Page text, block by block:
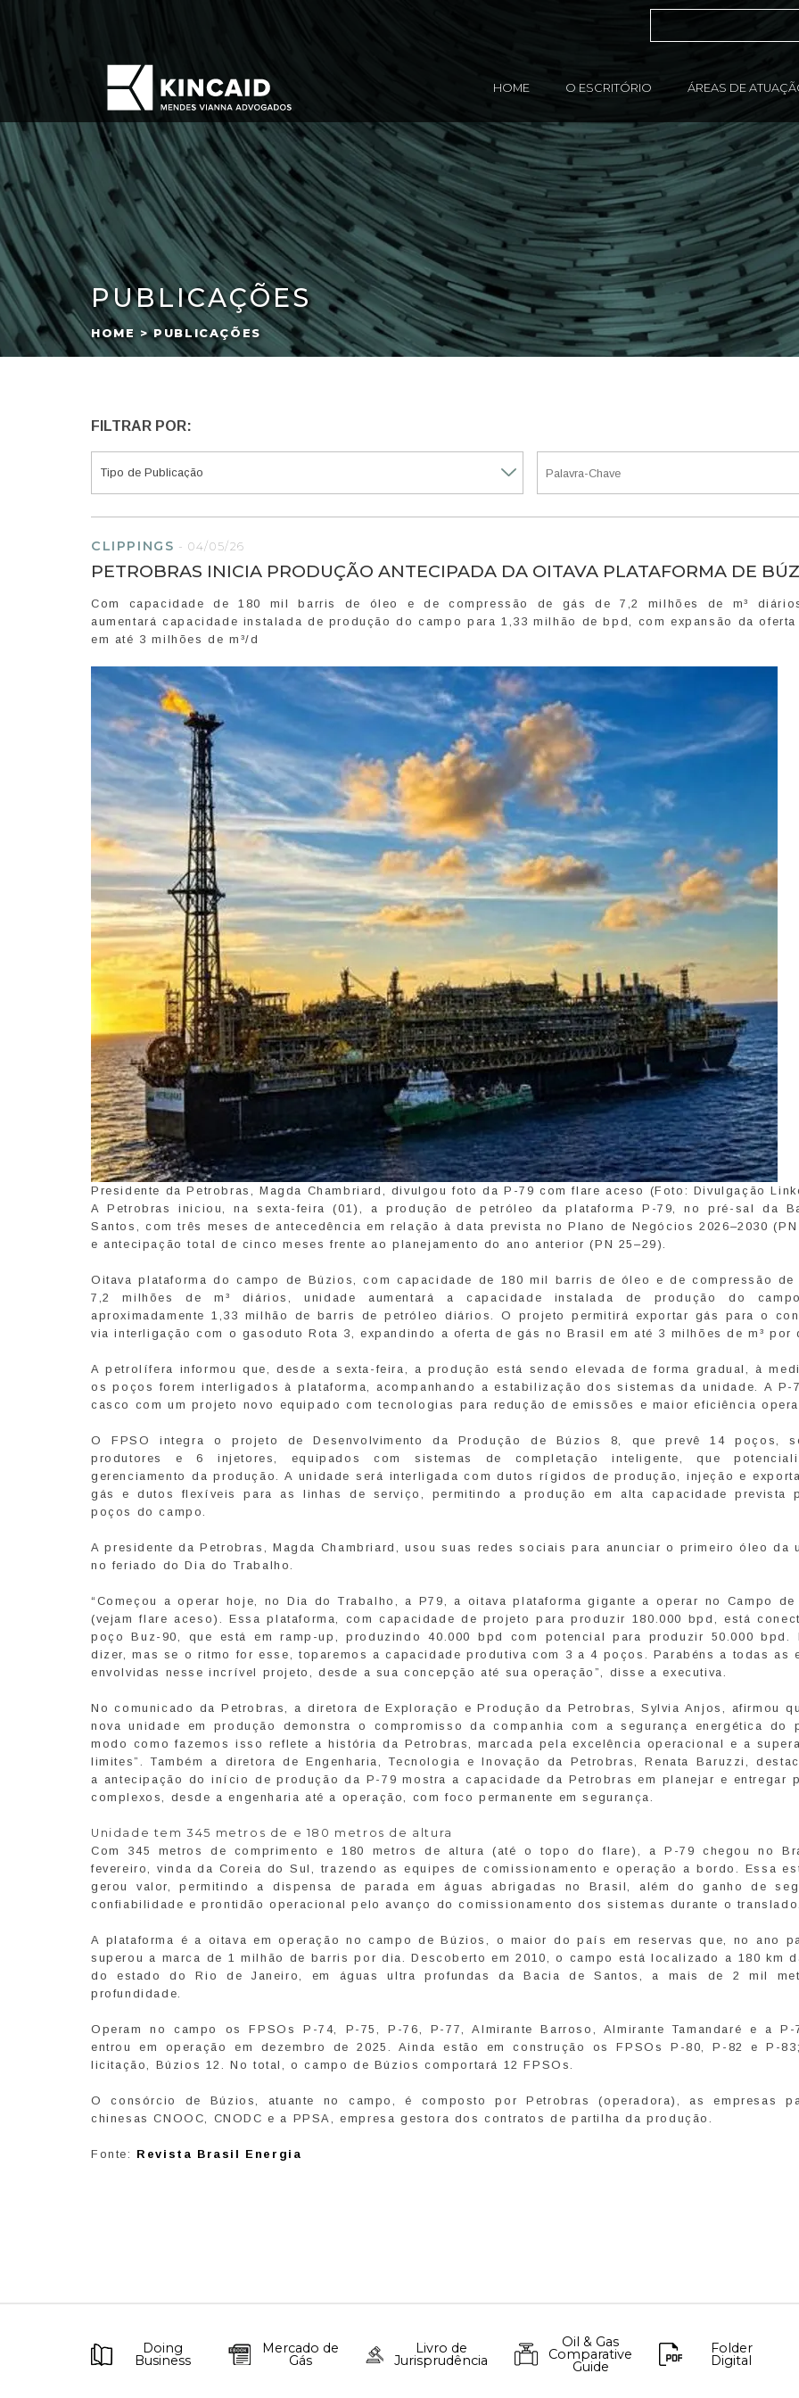
HOME O ESCRITÓRIO ÁREAS DE
PUBLICAÇÕES
HOME > PUBLICAÇÕES
FILTRAR POR:
CLIPPINGS -04/05/26
PETROBRAS INICIA PRODUÇÃO ANTECIPADA DA OITAVA PLATAFORMA DE
Com capacidade de 180 mil barris de óleo e de compressão de gás de 7,2 milhões de m³
aumentará capacidade instalada de produção do campo para 1,33 milhão de bpd, com expansão da oferta
em até 3 milhões de m³/d
Presidente da Petrobras, Magda Chambriard, divulgou foto da P-79 com flare aceso (Foto: Divulgação
A Petrobras iniciou, na sexta-feira (01), a produção de petróleo da plataforma P-79, no pré-sal da
Santos, com três meses de antecedência em relação à data prevista no Plano de Negócios 2026–2030 (PN
e antecipação total de cinco meses frente ao planejamento do ano anterior (PN 25–29).
Oitava plataforma do campo de Búzios, com capacidade de 180 mil barris de óleo e de compressão de
7,2 milhões de m³ diários, unidade aumentará a capacidade instalada de produção do
aproximadamente 1,33 milhão de barris de petróleo diários. O projeto permitirá exportar gás para o
via interligação com o gasoduto Rota 3, expandindo a oferta de gás no Brasil em até 3 milhões de m³ por
A petrolífera informou que, desde a sexta-feira, a produção está sendo elevada de forma gradual, à
os poços forem interligados à plataforma, acompanhando a estabilização dos sistemas da unidade. A P-
casco com um projeto novo equipado com tecnologias para redução de emissões e maior eficiência
O FPSO integra o projeto de Desenvolvimento da Produção de Búzios 8, que prevê 14 poços,
produtores e 6 injetores, equipados com sistemas de completação inteligente, que
gerenciamento da produção. A unidade será interligada com dutos rígidos de produção, injeção e
gás e dutos flexíveis para as linhas de serviço, permitindo a produção em alta capacidade prevista
poços do campo.
A presidente da Petrobras, Magda Chambriard, usou suas redes sociais para anunciar o primeiro óleo da
no feriado do Dia do Trabalho.
“Começou a operar hoje, no Dia do Trabalho, a P79, a oitava plataforma gigante a operar no Campo de
(vejam flare aceso). Essa plataforma, com capacidade de projeto para produzir 180.000 bpd, está
poço Buz-90, que está em ramp-up, produzindo 40.000 bpd com potencial para produzir 50.000 bpd.
dizer, mas se o ritmo for esse, toparemos a capacidade produtiva com 3 a 4 poços. Parabéns a todas as
envolvidas nesse incrível projeto, desde a sua concepção até sua operação”, disse a executiva.
No comunicado da Petrobras, a diretora de Exploração e Produção da Petrobras, Sylvia Anjos, afirmou
nova unidade em produção demonstra o compromisso da companhia com a segurança energética do
modo como fazemos isso reflete a história da Petrobras, marcada pela excelência operacional e a
limites”. Também a diretora de Engenharia, Tecnologia e Inovação da Petrobras, Renata Baruzzi,
a antecipação do início de produção da P-79 mostra a capacidade da Petrobras em planejar e entregar
complexos, desde a engenharia até a operação, com foco permanente em segurança.
Unidade tem 345 metros de e 180 metros de altura
Com 345 metros de comprimento e 180 metros de altura (até o topo do flare), a P-79 chegou no
fevereiro, vinda da Coreia do Sul, trazendo as equipes de comissionamento e operação a bordo. Essa
gerou valor, permitindo a dispensa de parada em águas abrigadas no Brasil, além do ganho de
confiabilidade e prontidão operacional pelo avanço do comissionamento dos sistemas durante o translado.
A plataforma é a oitava em operação no campo de Búzios, o maior do país em reservas que, no ano
superou a marca de 1 milhão de barris por dia. Descoberto em 2010, o campo está localizado a 180 km
do estado do Rio de Janeiro, em águas ultra profundas da Bacia de Santos, a mais de 2 mil
profundidade.
Operam no campo os FPSOs P-74, P-75, P-76, P-77, Almirante Barroso, Almirante Tamandaré e a P-
entrou em operação em dezembro de 2025. Ainda estão em construção os FPSOs P-80, P-82 e P-
licitação, Búzios 12. No total, o campo de Búzios comportará 12 FPSOs.
O consórcio de Búzios, atuante no campo, é composto por Petrobras (operadora), as empresas
chinesas CNOOC, CNODC e a PPSA, empresa gestora dos contratos de partilha da produção.
Fonte: Revista Brasil Energia
Doing
Business
Mercado de
Gás
Livro de
Jurisprudência
Oil & Gas
Comparative
Guide
Folder
Digital